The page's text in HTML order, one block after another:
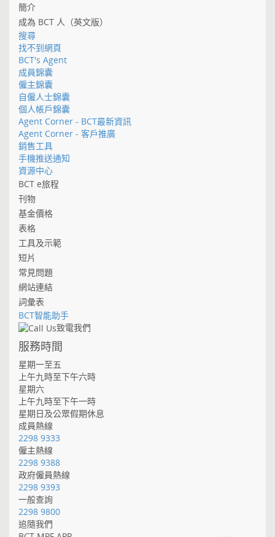
簡介
成為 BCT 人（英文版）
搜尋
找不到網頁
BCT's Agent
成員錦囊
僱主錦囊
自僱人士錦囊
個人帳戶錦囊
Agent Corner - BCT最新資訊
Agent Corner - 客戶推廣
銷售工具
手機推送通知
資源中心
BCT e旅程
刊物
基金價格
表格
工具及示範
短片
常見問題
網站連結
詞彙表
BCT智能助手
致電我們
服務時間
星期一至五
上午九時至下午六時
星期六
上午九時至下午一時
星期日及公眾假期休息
成員熱線
2298 9333
僱主熱線
2298 9388
政府僱員熱線
2298 9393
一般查詢
2298 9800
追隨我們